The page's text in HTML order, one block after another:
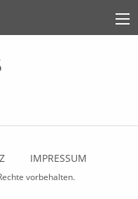
IMPRESSUM
vorbehalten.